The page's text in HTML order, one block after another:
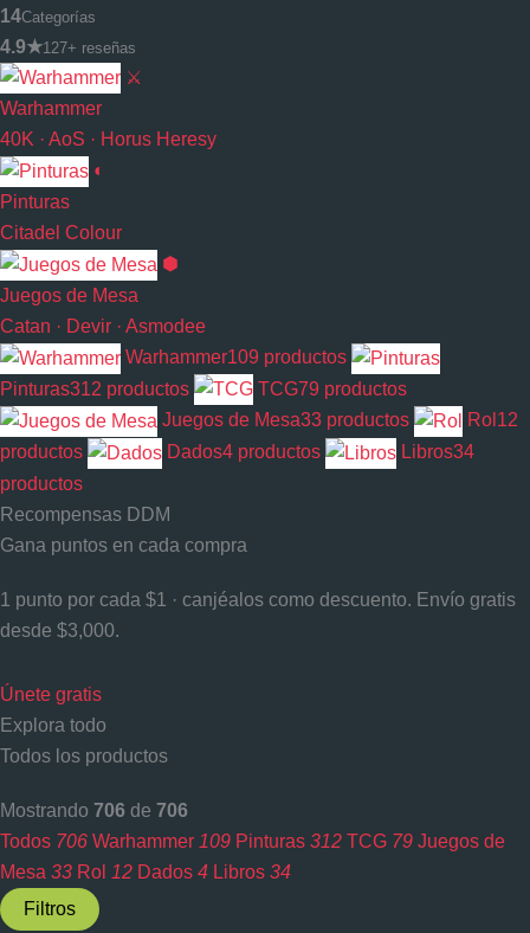
14Categorías
4.9★127+ reseñas
⚔
Warhammer
40K · AoS · Horus Heresy
◐
Pinturas
Citadel Colour
⬢
Juegos de Mesa
Catan · Devir · Asmodee
Warhammer109 productos
Pinturas312 productos TCG79 productos
Juegos de Mesa33 productos Rol 12
productos
Dados4 productos Libros34
productos
Recompensas DDM
Gana puntos en cada compra
1 punto por cada $1 · canjéalos como descuento. Envío gratis
desde $3,000.
Únete gratis
Explora todo
Todos los productos
Mostrando 706 de 706
Todos 706 Warhammer 109 Pinturas 312 TCG 79 Juegos de
Mesa 33 Rol 12 Dados 4 Libros 34
Filtros